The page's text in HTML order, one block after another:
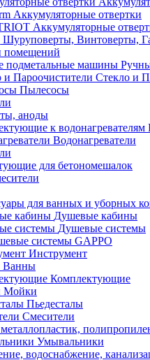
Аккумуляторные отвертки
Аккумуляторные
помещений
Стекло и
Пылесосы
аноды
Водонагреватели
для бетономешалок
Душевые кабины
Душевые системы
системы GAPPO
Инструмент
Ванны
Комплектующие
Мойки
Пьедесталы
Смесители
Умывальники